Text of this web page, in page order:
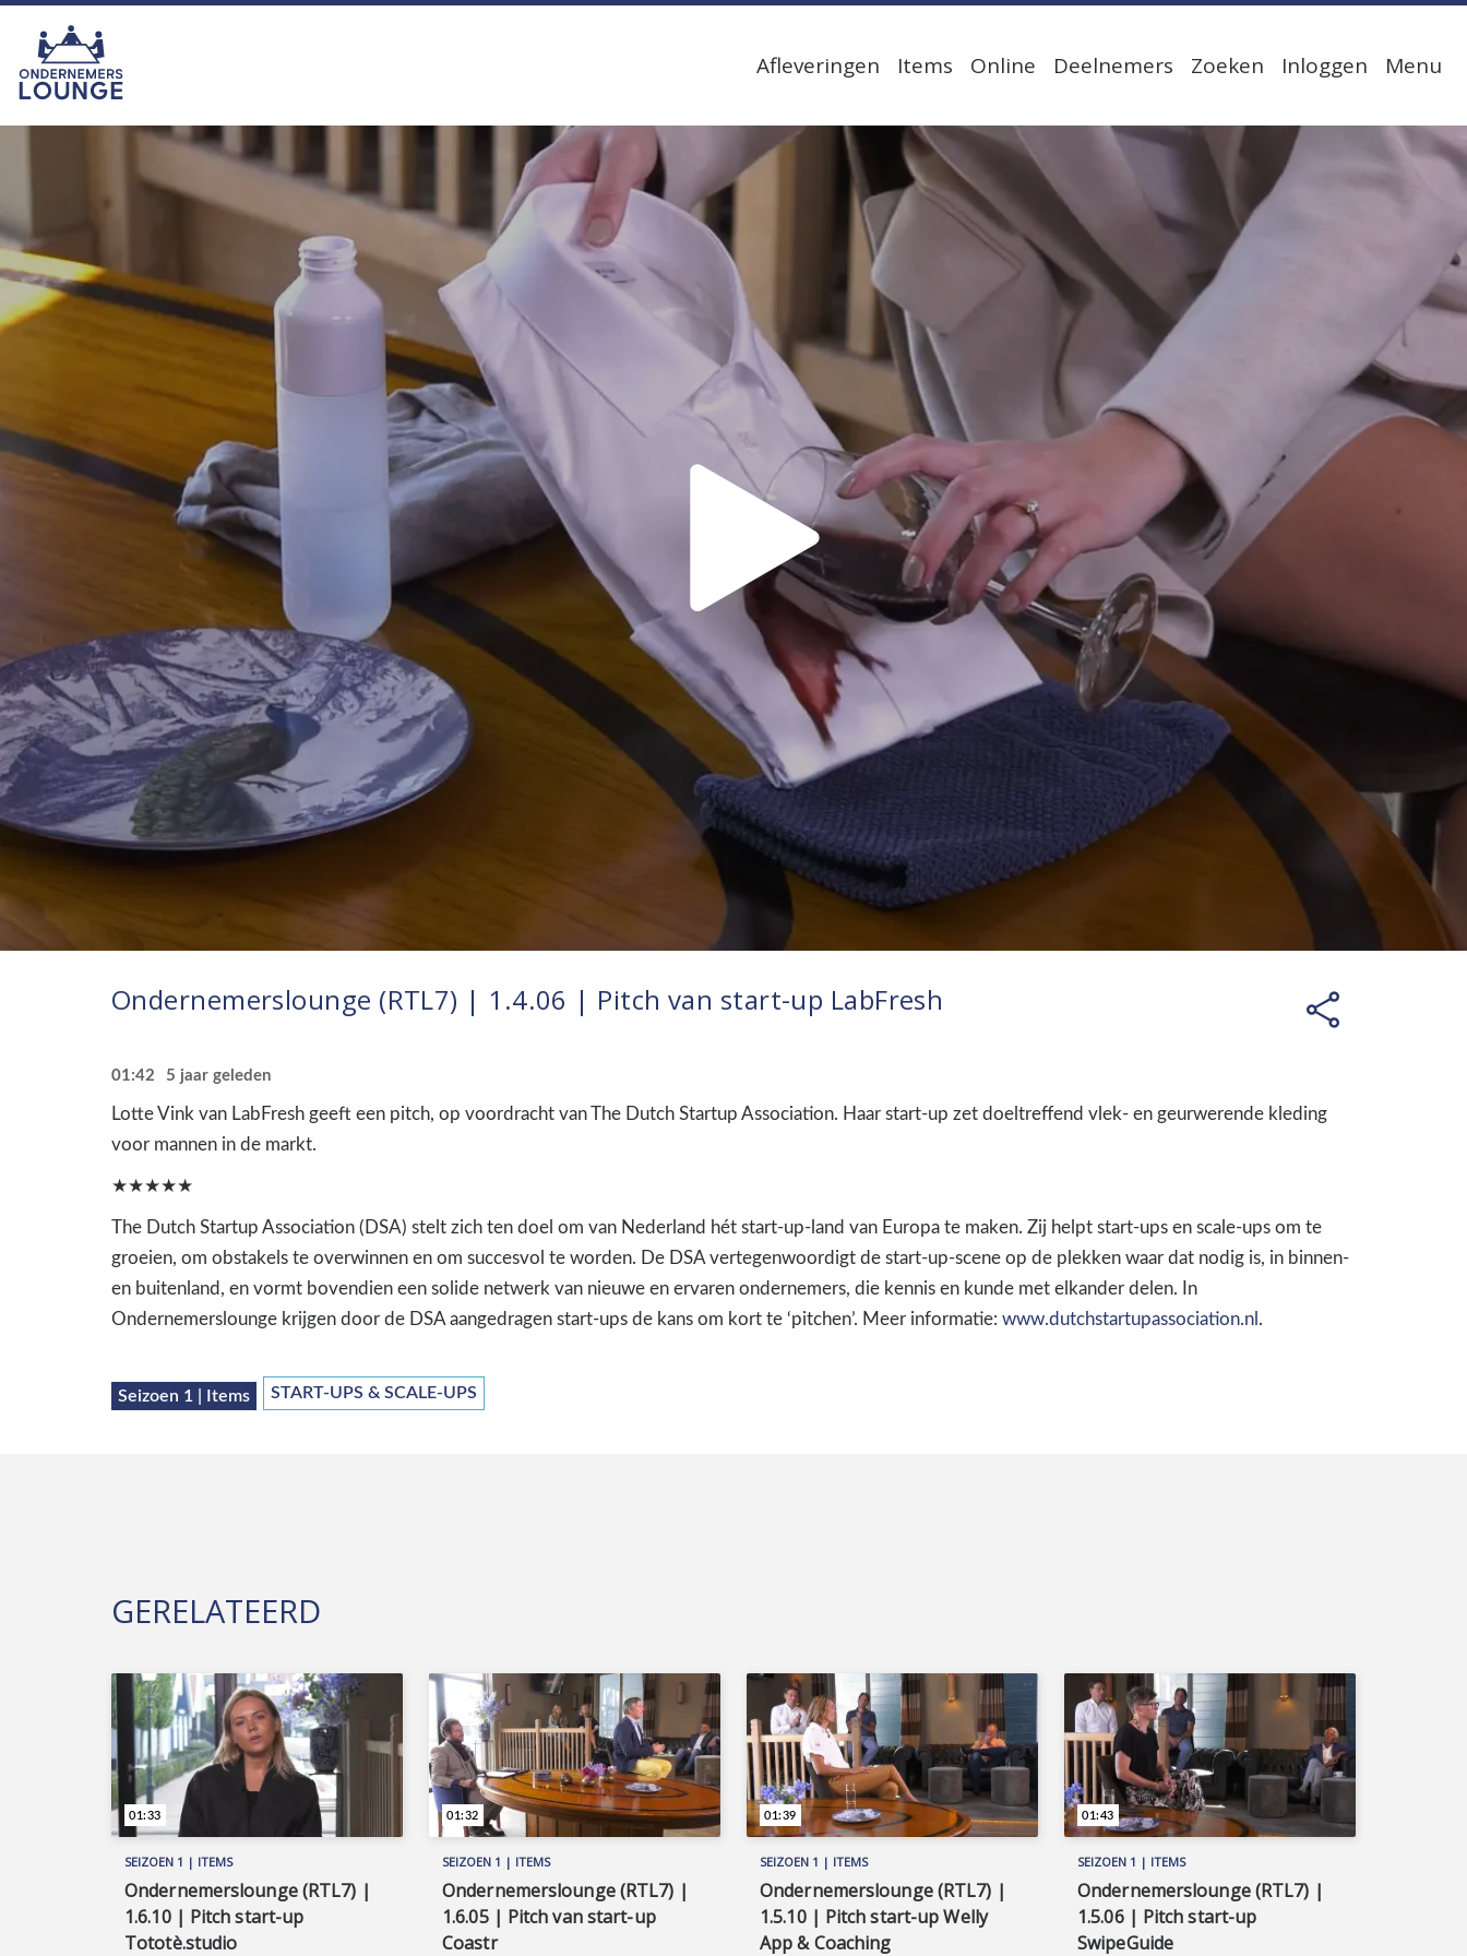
Afleveringen Items Online Deelnemers Zoeken Inloggen Menu
Ondernemerslounge (RTL7) | 1.4.06 | Pitch van start-up LabFresh
01:42 5 jaar geleden
Lotte Vink van LabFresh geeft een pitch, op voordracht van The Dutch Startup Association. Haar start-up zet doeltreffend vlek- en geurwerende kleding
voor mannen in de markt.
★★★★★
The Dutch Startup Association (DSA) stelt zich ten doel om van Nederland hét start-up-land van Europa te maken. Zij helpt start-ups en scale-ups om te
groeien, om obstakels te overwinnen en om succesvol te worden. De DSA vertegenwoordigt de start-up-scene op de plekken waar dat nodig is, in binnen-
en buitenland, en vormt bovendien een solide netwerk van nieuwe en ervaren ondernemers, die kennis en kunde met elkander delen. In
Ondernemerslounge krijgen door de DSA aangedragen start-ups de kans om kort te ‘pitchen’. Meer informatie: www.dutchstartupassociation.nl .
Seizoen 1 | Items START-UPS & SCALE-UPS
GERELATEERD
SEIZOEN 1 | ITEMS
Ondernemerslounge (RTL7) |
1.6.10 | Pitch start-up
Tototè.studio
01:33
SEIZOEN 1 | ITEMS
Ondernemerslounge (RTL7) |
1.6.05 | Pitch van start-up
Coastr
01:32
SEIZOEN 1 | ITEMS
Ondernemerslounge (RTL7) |
1.5.10 | Pitch start-up Welly
App & Coaching
01:39
SEIZOEN 1 | ITEMS
Ondernemerslounge (RTL7) |
1.5.06 | Pitch start-up
SwipeGuide
01:43
van het seizoen was echter zonder
twijfel onze eigen ras-ondernemer
Hemmie Kerklingh (o.a. van
KAV2GO), die met zijn energie,
zien waarom hij nu eigenlijk een
vaste waarde binnen het
programma is en blijft. In het najaar
zijn we er met seizoen 16. U kijkt